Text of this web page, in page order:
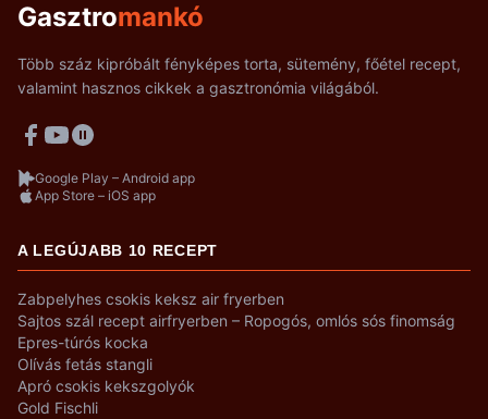
Gasztromankó
Több száz kipróbált fényképes torta, sütemény, főétel recept,
valamint hasznos cikkek a gasztronómia világából.
Google Play – Android app
App Store – iOS app
A LEGÚJABB 10 RECEPT
Zabpelyhes csokis keksz air fryerben
Sajtos szál recept airfryerben – Ropogós, omlós sós finomság
Epres-túrós kocka
Olívás fetás stangli
Apró csokis kekszgolyók
Gold Fischli